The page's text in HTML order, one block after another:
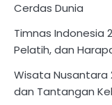
Cerdas Dunia
Timnas Indonesia
Pelatih, dan
Wisata Nusantara
dan Tantangan